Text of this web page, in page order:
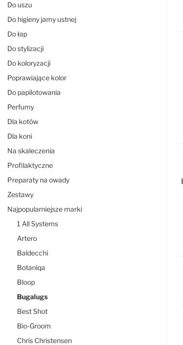
Do uszu
Do higieny jamy ustnej
Do łap
Do stylizacji
Do koloryzacji
Poprawiające kolor
Do papilotowania
Perfumy
Dla kotów
Dla koni
Na skaleczenia
Profilaktyczne
Preparaty na owady
Zestawy
Najpopularniejsze marki
1 All Systems
Artero
Baldecchi
Botaniqa
Bloop
Bugalugs
Best Shot
Bio-Groom
Chris Christensen